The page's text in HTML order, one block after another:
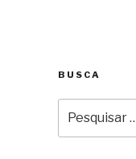
BUSCA
por: